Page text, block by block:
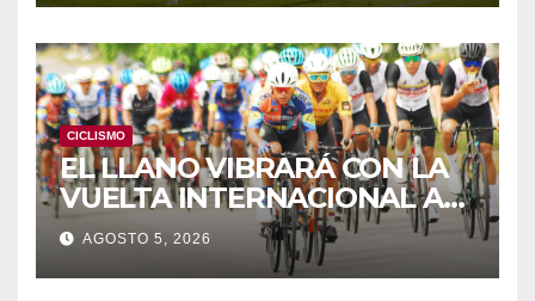
CICLISMO
EL LLANO VIBRARÁ CON LA
VUELTA INTERNACIONAL A
ZAMORA
AGOSTO 5, 2026